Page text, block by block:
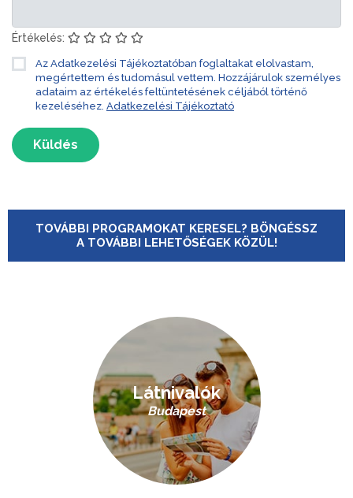
Értékelés:
Az Adatkezelési Tájékoztatóban foglaltakat elolvastam,
megértettem és tudomásul vettem. Hozzájárulok személyes
adataim az értékelés feltüntetésének céljából történő
kezeléséhez. Adatkezelési Tájékoztató
Küldés
TOVÁBBI PROGRAMOKAT KERESEL? BÖNGÉSSZ
A TOVÁBBI LEHETŐSÉGEK KÖZÜL!
Látnivalók
Budapest